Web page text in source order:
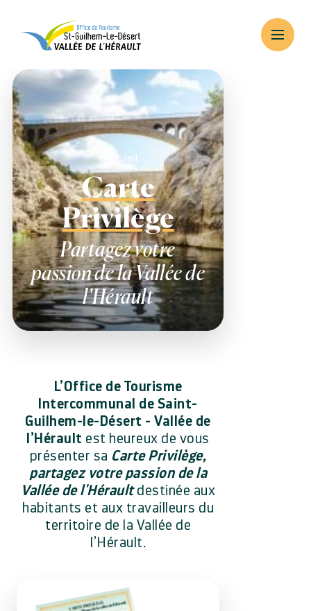
Accueil
Carte
Privilège
Partagez votre
passion de la Vallée de
l'Hérault
L’Office de Tourisme
Intercommunal de Saint-
Guilhem-le-Désert - Vallée de
l’Hérault est heureux de vous
présenter sa Carte Privilège,
partagez votre passion de la
Vallée de l'Héraultdestinée aux
habitants et aux travailleurs du
territoire de la Vallée de
l’Hérault.